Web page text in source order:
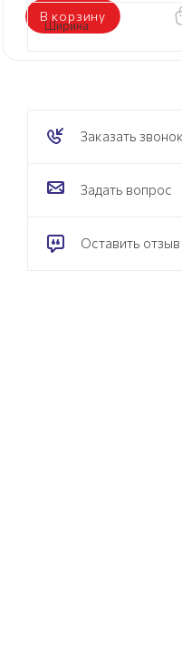
В корзину
Ширина
Заказать звонок
Задать вопрос
Оставить отзыв